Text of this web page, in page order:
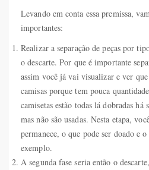
Levando em conta essa premissa,
importantes:
Realizar a separação de peças por
o descarte. Por que é importante
assim você já vai visualizar e ver que
camisas porque tem pouca
camisetas estão todas lá dobradas
mas não são usadas. Nesta etapa,
permanece, o que pode ser doado e
exemplo.
A segunda fase seria então o